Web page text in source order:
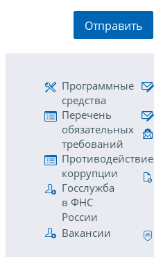
Отправить
Программные
средства
Перечень
обязательных
требований
Противодействие
коррупции
Госслужба
в ФНС
России
Вакансии